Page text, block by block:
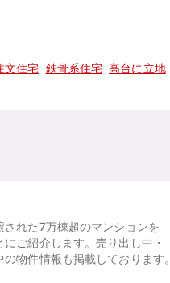
文住宅 鉄骨系住宅 高台に立地
された7万棟超のマンションを
にご紹介します。売り出し中・
の物件情報も掲載しております。